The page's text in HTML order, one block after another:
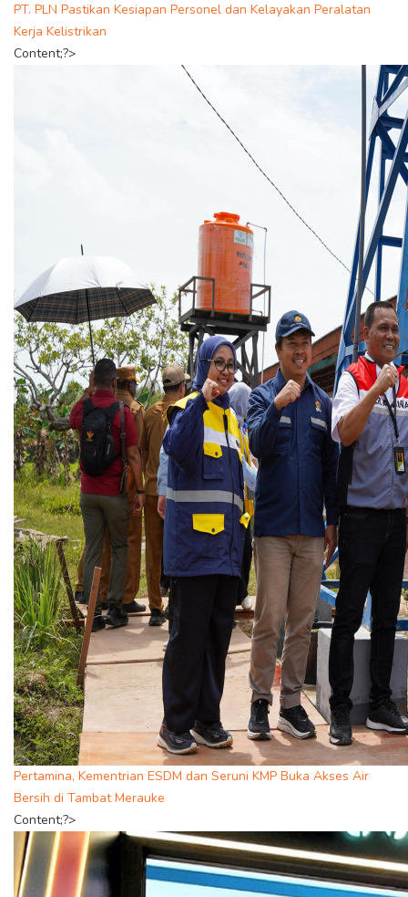
PT. PLN Pastikan Kesiapan Personel dan Kelayakan Peralatan
Kerja Kelistrikan
Content;?>
Pertamina, Kementrian ESDM dan Seruni KMP Buka Akses Air
Bersih di Tambat Merauke
Content;?>